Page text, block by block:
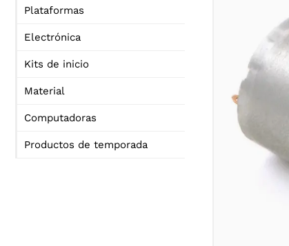
Plataformas
Electrónica
Kits de inicio
Material
Computadoras
Productos de temporada